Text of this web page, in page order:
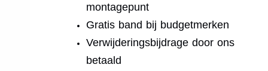
montagepunt
Gratis band bij budgetmerken
Verwijderingsbijdrage door ons
betaald